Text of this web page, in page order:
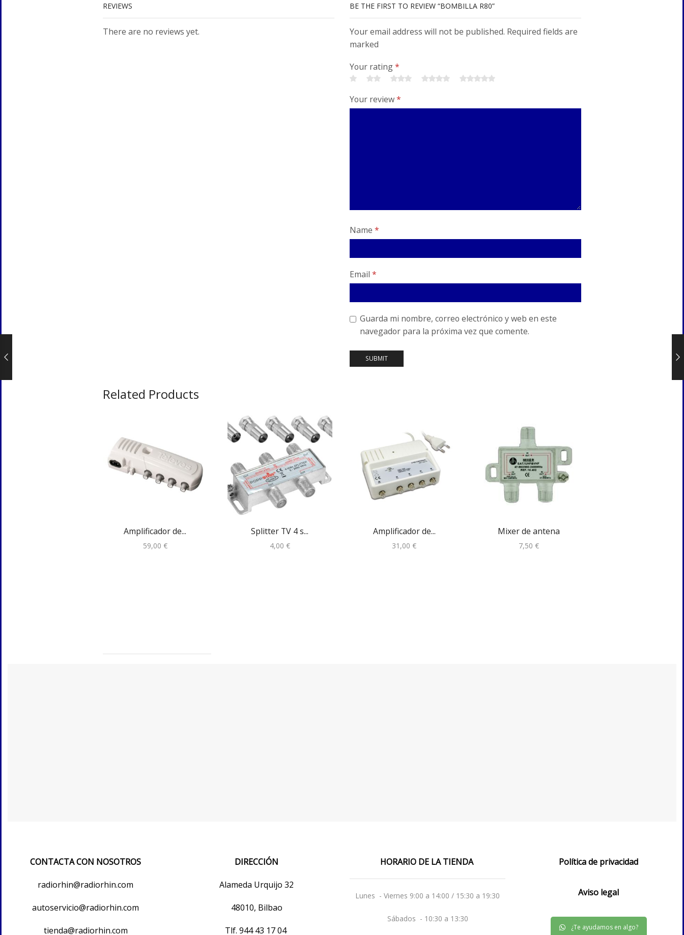
REVIEWS
There are no reviews yet.
BE THE FIRST TO REVIEW “BOMBILLA R80”
Your email address will not be published. Required fields are
marked
Your rating*
Your review*
Name *
Email *
Guarda mi nombre, correo electrónico y web en este
navegador para la próxima vez que comente.
Related Products
Amplificador de...
59,00 €
Splitter TV 4 s...
4,00 €
Amplificador de...
31,00€
Mixer de antena
7,50€
CONTACTA CON NOSOTROS
radiorhin@radiorhin.com
autoservicio@radiorhin.com
tienda@radiorhin.com
DIRECCIÓN
Alameda Urquijo 32
48010, Bilbao
Tlf. 944 43 17 04
HORARIO DE LA TIENDA
Lunes - Viernes 9:00 a 14:00 / 15:30 a 19:30
Sábados - 10:30 a 13:30
Política de privacidad
Aviso legal
¿Te ayudamos en algo?